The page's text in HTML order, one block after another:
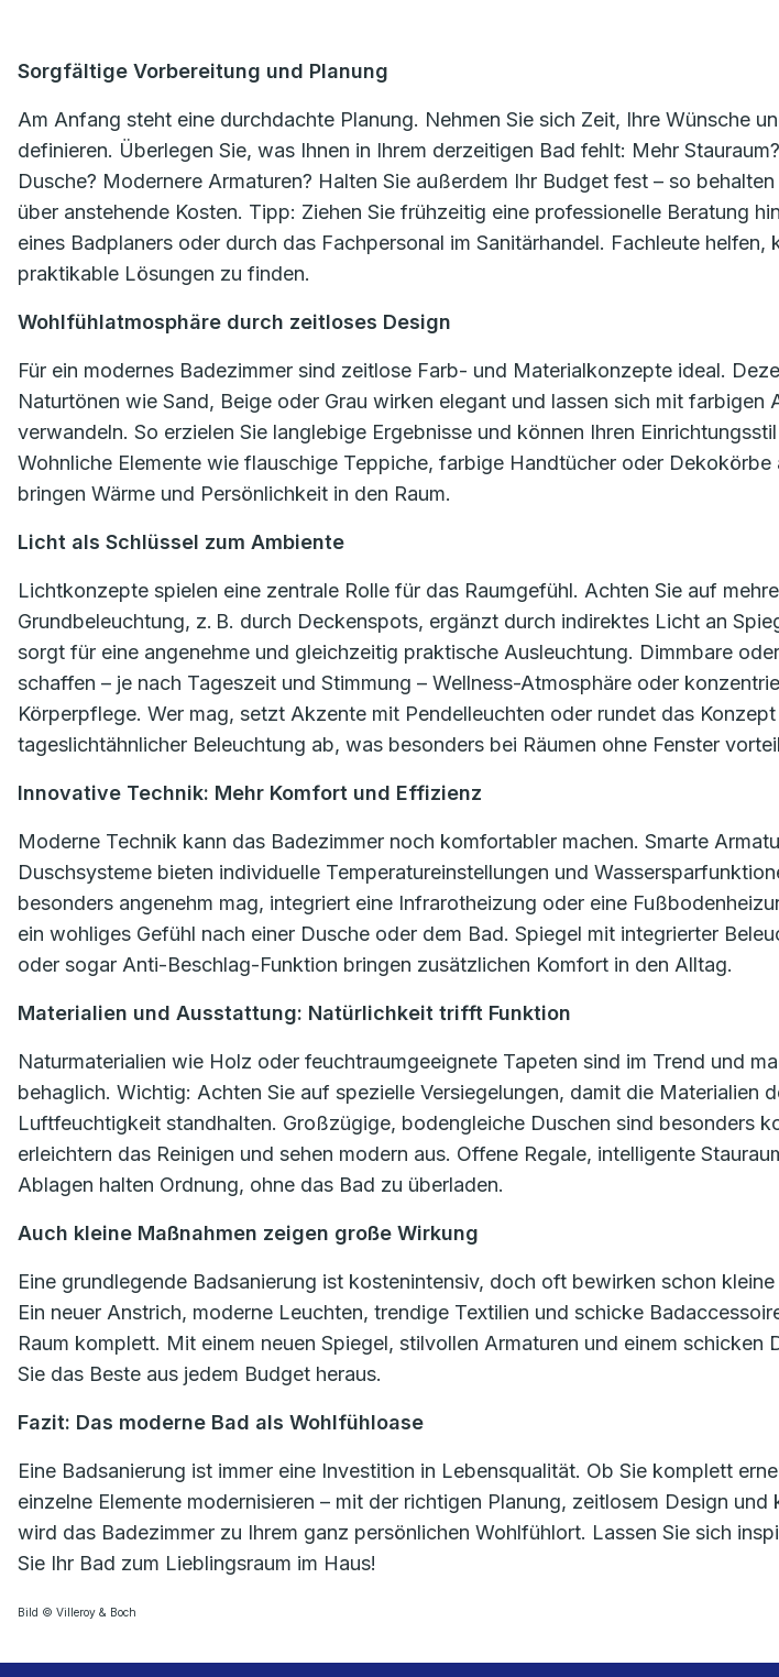
Sorgfältige Vorbereitung und Planung
Am Anfang steht eine durchdachte Planung. Nehmen Sie sich Zeit, Ihre Wünsche
definieren. Überlegen Sie, was Ihnen in Ihrem derzeitigen Bad fehlt: Mehr
Dusche? Modernere Armaturen? Halten Sie außerdem Ihr Budget fest – so
über anstehende Kosten. Tipp: Ziehen Sie frühzeitig eine professionelle Beratung
eines Badplaners oder durch das Fachpersonal im Sanitärhandel. Fachleute helfen,
praktikable Lösungen zu finden.
Wohlfühlatmosphäre durch zeitloses Design
Für ein modernes Badezimmer sind zeitlose Farb- und Materialkonzepte ideal.
Naturtönen wie Sand, Beige oder Grau wirken elegant und lassen sich mit farbigen
verwandeln. So erzielen Sie langlebige Ergebnisse und können Ihren
Wohnliche Elemente wie flauschige Teppiche, farbige Handtücher oder Dekokörbe
bringen Wärme und Persönlichkeit in den Raum.
Licht als Schlüssel zum Ambiente
Lichtkonzepte spielen eine zentrale Rolle für das Raumgefühl. Achten Sie auf
Grundbeleuchtung, z. B. durch Deckenspots, ergänzt durch indirektes Licht an
sorgt für eine angenehme und gleichzeitig praktische Ausleuchtung. Dimmbare
schaffen – je nach Tageszeit und Stimmung – Wellness-Atmosphäre oder
Körperpflege. Wer mag, setzt Akzente mit Pendelleuchten oder rundet das
tageslichtähnlicher Beleuchtung ab, was besonders bei Räumen ohne Fenster
Innovative Technik: Mehr Komfort und Effizienz
Moderne Technik kann das Badezimmer noch komfortabler machen. Smarte
Duschsysteme bieten individuelle Temperatureinstellungen und
besonders angenehm mag, integriert eine Infrarotheizung oder eine
ein wohliges Gefühl nach einer Dusche oder dem Bad. Spiegel mit integrierter
oder sogar Anti-Beschlag-Funktion bringen zusätzlichen Komfort in den Alltag.
Materialien und Ausstattung: Natürlichkeit trifft Funktion
Naturmaterialien wie Holz oder feuchtraumgeeignete Tapeten sind im Trend und
behaglich. Wichtig: Achten Sie auf spezielle Versiegelungen, damit die Materialien
Luftfeuchtigkeit standhalten. Großzügige, bodengleiche Duschen sind besonders
erleichtern das Reinigen und sehen modern aus. Offene Regale, intelligente
Ablagen halten Ordnung, ohne das Bad zu überladen.
Auch kleine Maßnahmen zeigen große Wirkung
Eine grundlegende Badsanierung ist kostenintensiv, doch oft bewirken schon kleine
Ein neuer Anstrich, moderne Leuchten, trendige Textilien und schicke
Raum komplett. Mit einem neuen Spiegel, stilvollen Armaturen und einem schicken
Sie das Beste aus jedem Budget heraus.
Fazit: Das moderne Bad als Wohlfühloase
Eine Badsanierung ist immer eine Investition in Lebensqualität. Ob Sie komplett
einzelne Elemente modernisieren – mit der richtigen Planung, zeitlosem Design
wird das Badezimmer zu Ihrem ganz persönlichen Wohlfühlort. Lassen Sie sich
Sie Ihr Bad zum Lieblingsraum im Haus!
Bild © Villeroy & Boch